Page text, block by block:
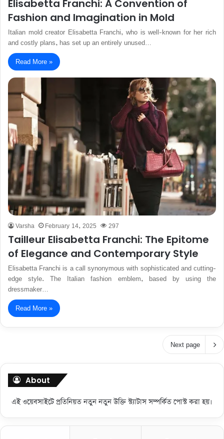
Elisabetta Franchi: A Convention of
Fashion and Imagination in Mold
Italian mold creator Elisabetta Franchi, who is well-known for her rich
and costly plans, has set up an entirely unused…
Read More »
Varsha February 14, 2025 297
Tailleur Elisabetta Franchi: The Epitome
of Elegance and Contemporary Style
Elisabetta Franchi is a call synonymous with sophisticated and cutting-
edge style. The Italian fashion emblem, based by using the
dressmaker…
Read More »
Next page
About
এই ওয়েবসাইটে প্রতিনিয়ত নতুন নতুন উক্তি স্ট্যাটাস সম্পর্কিত পোস্ট করা হয়।